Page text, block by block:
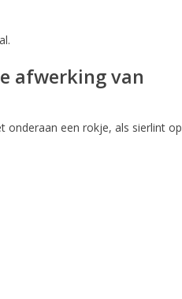
afwerking van
onderaan een rokje, als sierlint op